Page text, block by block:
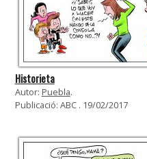
Historieta
Autor: Puebla.
Publicació: ABC . 19/02/2017